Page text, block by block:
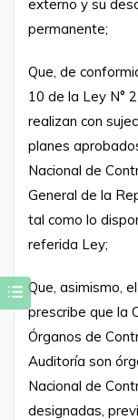
externo y su
permanente;
Que, de
10 de la Ley N°
realizan con
planes
Nacional de
General de la
tal como lo
referida Ley;
Que, asimismo,
prescribe que la
Órganos de
Auditoría son
Nacional de
designadas,